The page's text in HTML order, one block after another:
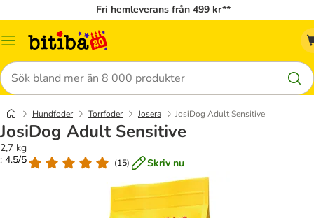
Fri hemleverans från 499 kr**
Meny
Sök
Hundfoder Torrfoder Josera JosiDog Adult Sensitive
JosiDog Adult Sensitive
2,7 kg
: 4.5/5
(15) Skriv nu